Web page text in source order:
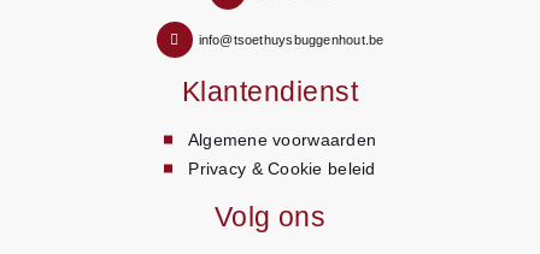
info@tsoethuysbuggenhout.be
Klantendienst
Algemene voorwaarden
Privacy & Cookie beleid
Volg ons